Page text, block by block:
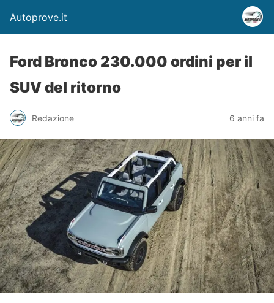
Autoprove.it
Ford Bronco 230.000 ordini per il
SUV del ritorno
Redazione 6 anni fa